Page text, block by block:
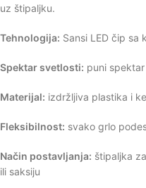
uz štipaljku.
Tehnologija: Sansi LED čip sa
Spektar svetlosti: puni
Materijal: izdržljiva plastika i
Fleksibilnost: svako grlo
Način postavljanja: štipaljka
ili saksiju